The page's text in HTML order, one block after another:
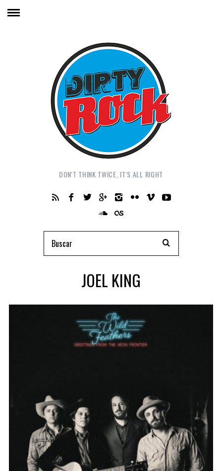
DON'T THINK TWICE, IT'S ALL RIGHT
JOEL KING